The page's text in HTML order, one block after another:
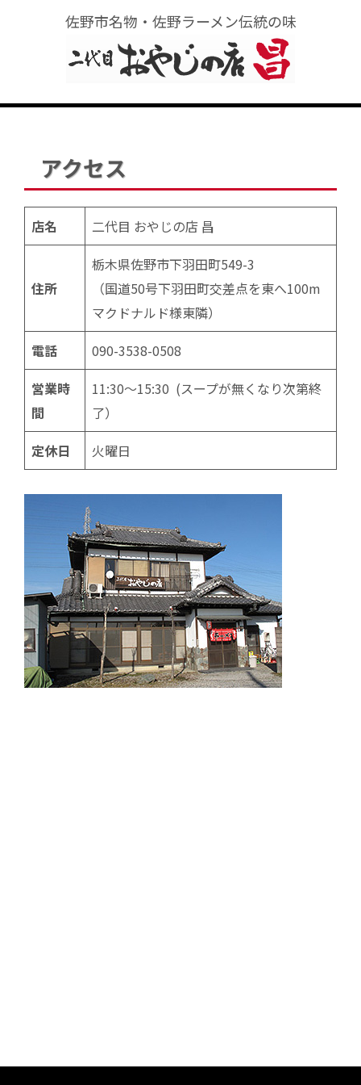
佐野市名物・佐野ラーメン伝統の味
アクセス
店名 二代目 おやじの店 昌
住所
栃木県佐野市下羽田町549-3
（国道50号下羽田町交差点を東へ100m
マクドナルド様東隣）
電話
090-3538-0508
営業時
間
11:30～15:30 (スープが無くなり次第終
了）
定休日
火曜日